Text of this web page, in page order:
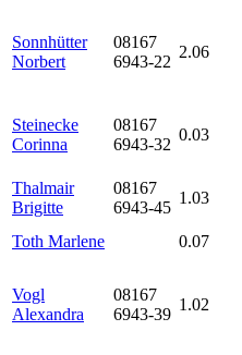
Sonnhütter
Norbert
08167
6943-22
2.06
Steinecke
Corinna
08167
6943-32
0.03
Thalmair
Brigitte
08167
6943-45
1.03
Toth Marlene
0.07
Vogl
Alexandra
08167
6943-39
1.02